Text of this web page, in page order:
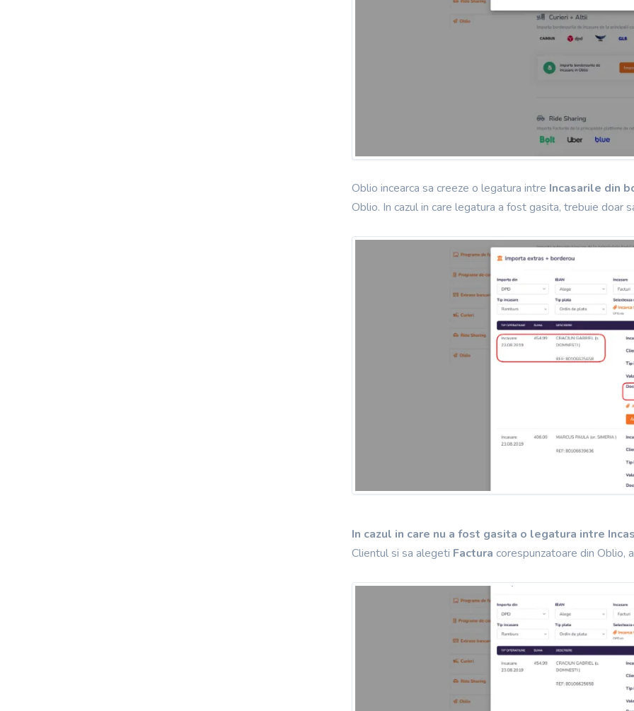
Oblio incearca sa creeze o legatura intre Incasarile din
Oblio. In cazul in care legatura a fost gasita, trebuie doar
In cazul in care nu a fost gasita o legatura intre
Clientul si sa alegeti Factura corespunzatoare din Oblio,